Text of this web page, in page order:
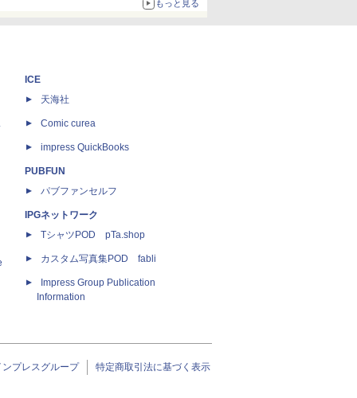
もっと見る
ICE
天海社
Comic curea
impress QuickBooks
PUBFUN
パブファンセルフ
IPGネットワーク
TシャツPOD pTa.shop
カスタム写真集POD fabli
Impress Group Publication
Information
ンプレスグループ 特定商取引法に基づく表示